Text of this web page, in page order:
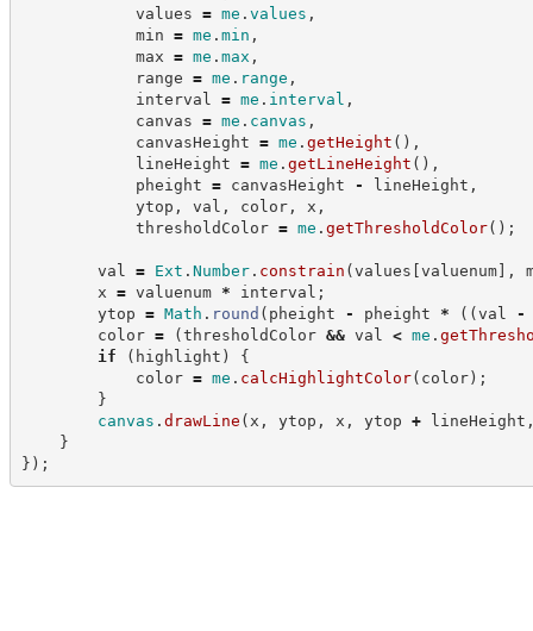
values = me .values ,
min = me .min ,
max = me .max ,
range = me . range ,
interval = me . interval ,
canvas = me . canvas ,
canvasHeight = me .getHeight ( ) ,
lineHeight = me .getLineHeight ( ) ,
pheight = canvasHeight - lineHeight ,
ytop , val , color , x ,
thresholdColor = me .getThresholdColor( ) ;
val = Ext .Number . constrain (values [valuenum] ,
x = valuenum * interval ;
ytop = Math . round ( pheight - pheight * ( (val -
color = (thresholdColor && val < me .
if
( highlight )
{
color = me . calcHighlightColor( color) ;
}
canvas .drawLine ( x , ytop , x , ytop + lineHeight
}
} ) ;